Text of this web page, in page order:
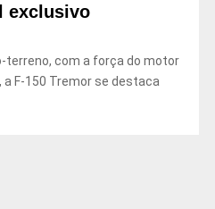
exclusivo
terreno, com a força do motor
a F-150 Tremor se destaca